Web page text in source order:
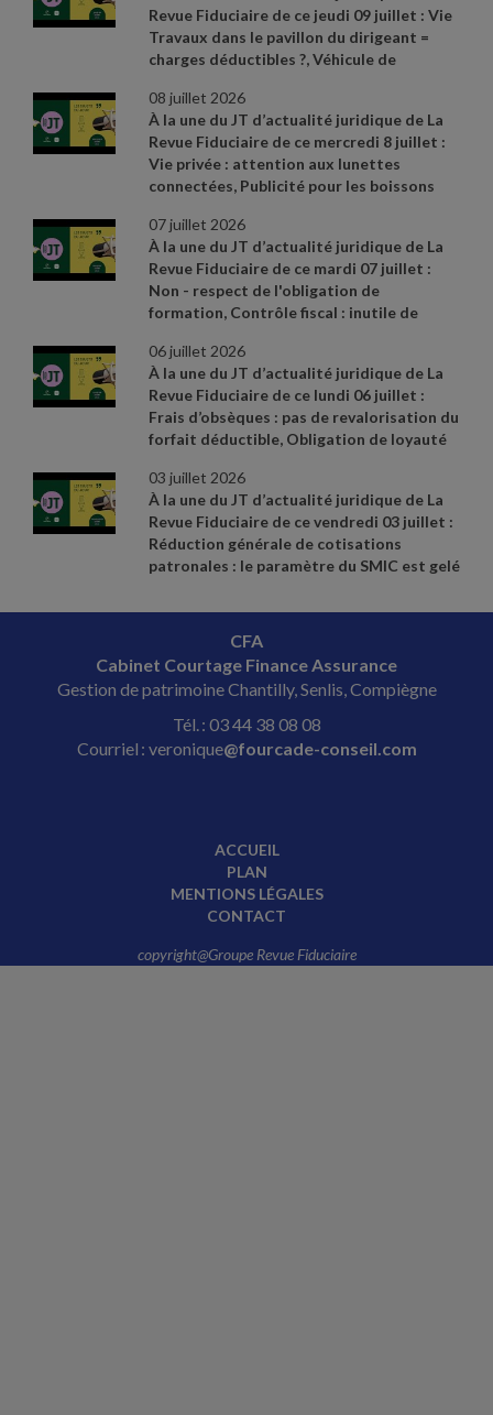
ordre d’apparition à l’écran :- Cass. soc. 28
mai 2026, n° 24- 17361 FSB - Cass. com., 20
mai 2026, n° 25- 14635- Réponse
nationale du 9 juin 2026
Revue Fiduciaire de ce jeudi 09 juillet : Vie
Travaux dans le pavillon du dirigeant =
charges déductibles ?, Véhicule de
Prescription de l'action en réparation d'un
abus de majorité : quel point de départ ?
Sources et références par ordre
d’apparition à l’écran :- CAA Versailles n°
24VE01416 du 4 juin 2026- Cass. soc., 3
Cass. com., 6 mai 2026, n° 25
08 juillet 2026
À la une du JT d’actualité juridique de La
Revue Fiduciaire de ce mercredi 8 juillet :
Vie privée : attention aux lunettes
connectées, Publicité pour les boissons
Dénonciation d'un harcèlement moral
Sources et références par ordre
d’apparition à l’écran : - Actualités de la
CNIL du 11 mai 2026 – « Les lunettes
connectées : la CNIL appelle à la vigilance »
10 juin 2026, n° 24
07 juillet 2026
À la une du JT d’actualité juridique de La
Revue Fiduciaire de ce mardi 07 juillet :
Non - respect de l'obligation de
formation, Contrôle fiscal : inutile de
de rétractation : allègement des
sanctions pénales. Sources et références
par ordre d’apparition à l’écran :- Réponse
ministérielle Aviragnet n° 4213, JO
Assemblée nationale du 12 mai 2026-
www.travail- emploi.gouv.fr, fiche «
L’activité partielle » (version au 25 juin
2026)
06 juillet 2026
À la une du JT d’actualité juridique de La
Revue Fiduciaire de ce lundi 06 juillet :
Frais d’obsèques : pas de revalorisation du
forfait déductible, Obligation de loyauté
canicule peut justifier le recours à
l'activité partielle. Sources et références
par ordre d’apparition à l’écran :- Réponse
ministérielle Aviragnet n° 4213, JO
Assemblée nationale du 12 mai 2026-
www.travail- emploi.gouv.fr, fiche «
L’activité partielle » (version au 25 juin
2026)
03 juillet 2026
À la une du JT d’actualité juridique de La
Revue Fiduciaire de ce vendredi 03 juillet :
Réduction générale de cotisations
patronales : le paramètre du SMIC est gelé
Speak Touriste ? » est paru, Difficultés de
paiement : quelles solutions pour les
entreprises ? Sources et références par
ordre d’apparition à l’écran :
- Décret 2026
- 509 du 12 juin 2026, JO du 14-
https://pro.visitparisregion.com/presse/
- presse/information - presse
- 2026- Fiche pratique Bercy infos
CFA
Cabinet Courtage Finance Assurance
Gestion de patrimoine Chantilly, Senlis, Compiègne
Tél. : 03 44 38 08 08
Courriel : veronique@fourcade-conseil.com
ACCUEIL
PLAN
MENTIONS LÉGALES
CONTACT
copyright@Groupe Revue Fiduciaire